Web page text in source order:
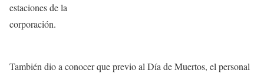
estaciones de la
corporación.
También dio a conocer que previo al Día de Muertos, el personal